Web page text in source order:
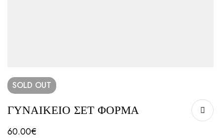
SOLD OUT
ΓΥΝΑΙΚΕΙΟ ΣΕΤ ΦΟΡΜΑ
60.00€